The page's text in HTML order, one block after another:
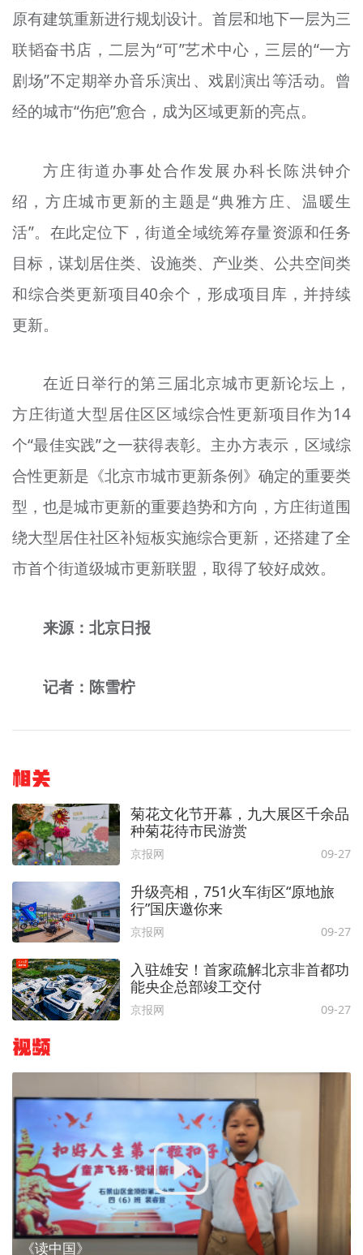
原有建筑重新进行规划设计。首层和地下一层为三
联韬奋书店，二层为“可”艺术中心，三层的“一方
剧场”不定期举办音乐演出、戏剧演出等活动。曾
经的城市“伤疤”愈合，成为区域更新的亮点。
方庄街道办事处合作发展办科长陈洪钟介
绍，方庄城市更新的主题是“典雅方庄、温暖生
活”。在此定位下，街道全域统筹存量资源和任务
目标，谋划居住类、设施类、产业类、公共空间类
和综合类更新项目40余个，形成项目库，并持续
更新。
在近日举行的第三届北京城市更新论坛上，
方庄街道大型居住区区域综合性更新项目作为14
个“最佳实践”之一获得表彰。主办方表示，区域综
合性更新是《北京市城市更新条例》确定的重要类
型，也是城市更新的重要趋势和方向，方庄街道围
绕大型居住社区补短板实施综合更新，还搭建了全
市首个街道级城市更新联盟，取得了较好成效。
来源：北京日报
记者：陈雪柠
相关
菊花文化节开幕，九大展区千余品
种菊花待市民游赏
京报网 09-27
升级亮相，751火车街区“原地旅
行”国庆邀你来
京报网 09-27
入驻雄安！首家疏解北京非首都功
能央企总部竣工交付
京报网 09-27
视频
《读中国》